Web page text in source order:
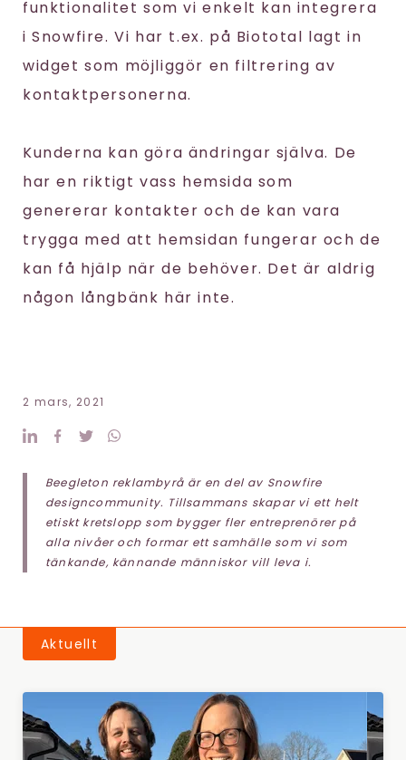
funktionalitet som vi enkelt kan integrera
i Snowfire. Vi har t.ex. på Biototal lagt in
widget som möjliggör en filtrering av
kontaktpersonerna.
Kunderna kan göra ändringar själva. De
har en riktigt vass hemsida som
genererar kontakter och de kan vara
trygga med att hemsidan fungerar och de
kan få hjälp när de behöver. Det är aldrig
någon långbänk här inte.
2 mars, 2021
Beegleton reklambyrå är en del av Snowfire
designcommunity. Tillsammans skapar vi ett helt
etiskt kretslopp som bygger fler entreprenörer på
alla nivåer och formar ett samhälle som vi som
tänkande, kännande människor vill leva i.
Aktuellt